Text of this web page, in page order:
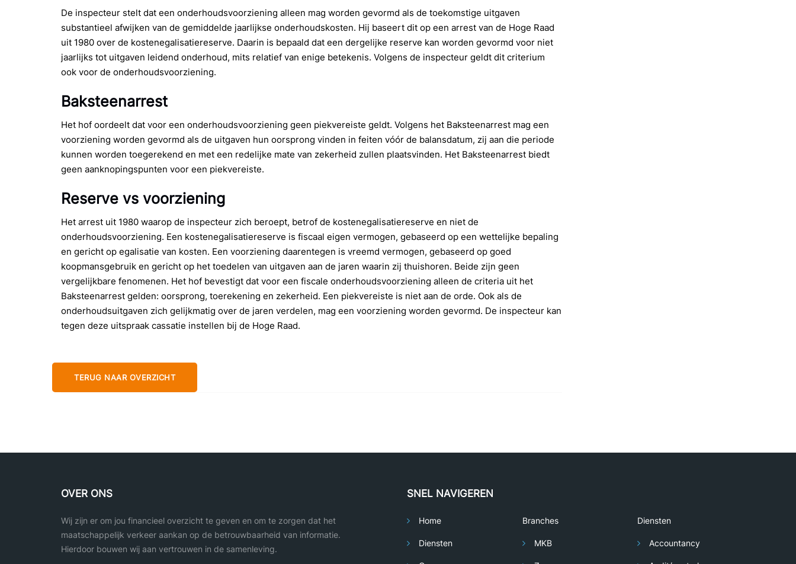
De inspecteur stelt dat een onderhoudsvoorziening alleen mag worden gevormd als de toekomstige uitgaven
substantieel afwijken van de gemiddelde jaarlijkse onderhoudskosten. Hij baseert dit op een arrest van de Hoge Raad
uit 1980 over de kostenegalisatiereserve. Daarin is bepaald dat een dergelijke reserve kan worden gevormd voor niet
jaarlijks tot uitgaven leidend onderhoud, mits relatief van enige betekenis. Volgens de inspecteur geldt dit criterium
ook voor de onderhoudsvoorziening.
Baksteenarrest
Het hof oordeelt dat voor een onderhoudsvoorziening geen piekvereiste geldt. Volgens het Baksteenarrest mag een
voorziening worden gevormd als de uitgaven hun oorsprong vinden in feiten vóór de balansdatum, zij aan die periode
kunnen worden toegerekend en met een redelijke mate van zekerheid zullen plaatsvinden. Het Baksteenarrest biedt
geen aanknopingspunten voor een piekvereiste.
Reserve vs voorziening
Het arrest uit 1980 waarop de inspecteur zich beroept, betrof de kostenegalisatiereserve en niet de
onderhoudsvoorziening. Een kostenegalisatiereserve is fiscaal eigen vermogen, gebaseerd op een wettelijke bepaling
en gericht op egalisatie van kosten. Een voorziening daarentegen is vreemd vermogen, gebaseerd op goed
koopmansgebruik en gericht op het toedelen van uitgaven aan de jaren waarin zij thuishoren. Beide zijn geen
vergelijkbare fenomenen. Het hof bevestigt dat voor een fiscale onderhoudsvoorziening alleen de criteria uit het
Baksteenarrest gelden: oorsprong, toerekening en zekerheid. Een piekvereiste is niet aan de orde. Ook als de
onderhoudsuitgaven zich gelijkmatig over de jaren verdelen, mag een voorziening worden gevormd. De inspecteur kan
tegen deze uitspraak cassatie instellen bij de Hoge Raad.
TERUG NAAR OVERZICHT
OVER ONS
Wij zijn er om jou financieel overzicht te geven en om te zorgen dat het
maatschappelijk verkeer aankan op de betrouwbaarheid van informatie.
Hierdoor bouwen wij aan vertrouwen in de samenleving.
SNEL NAVIGEREN
Home
Diensten
Branches
MKB
Diensten
Accountancy